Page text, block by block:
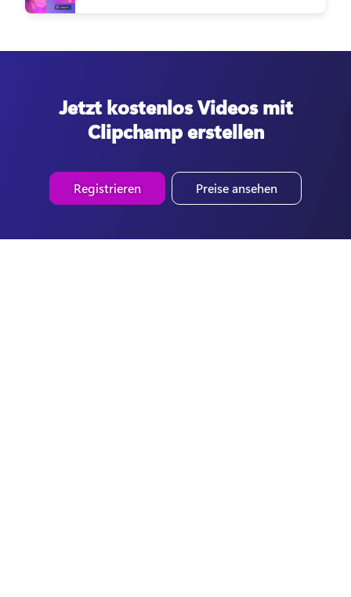
Jetzt kostenlos Videos mit
Clipchamp erstellen
Registrieren Preise ansehen